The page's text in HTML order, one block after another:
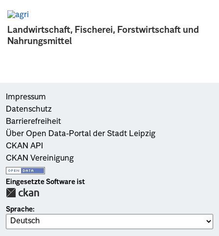
Landwirtschaft, Fischerei, Forstwirtschaft und
Nahrungsmittel
Impressum
Datenschutz
Barrierefreiheit
Über Open Data-Portal der Stadt Leipzig
CKAN API
CKAN Vereinigung
Eingesetzte Software ist
Sprache